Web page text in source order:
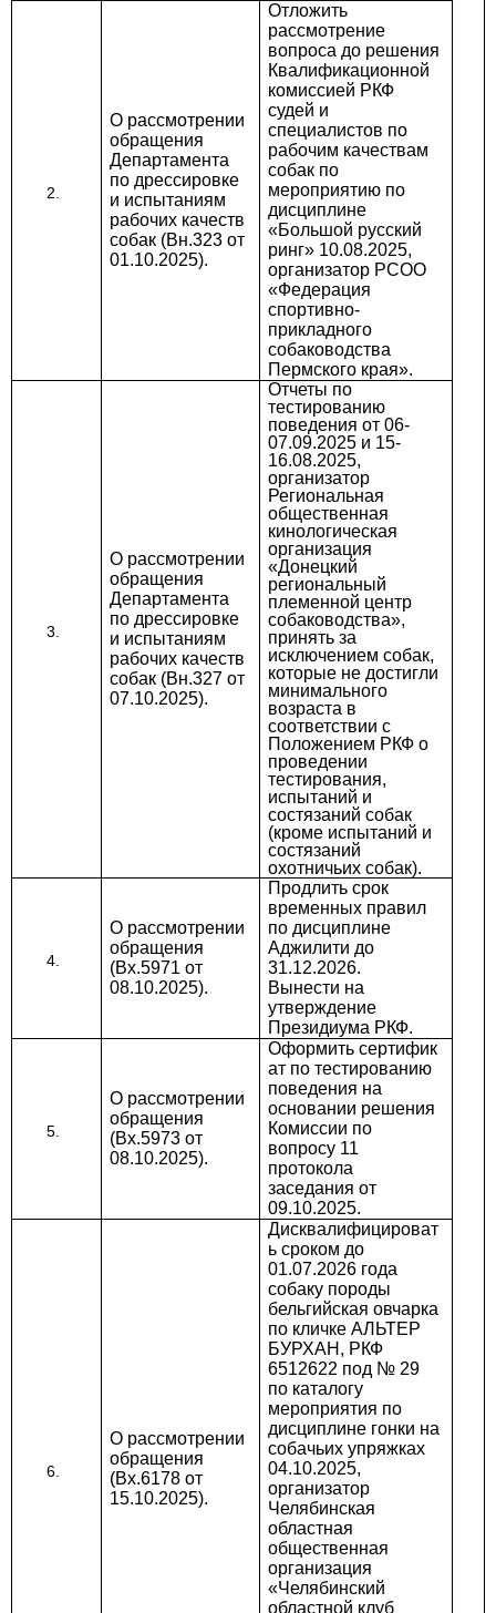
О рассмотрении
обращения
Департамента
по дрессировке
и испытаниям
рабочих качеств
собак (Вн.323 от
01.10.2025).
Отложить
рассмотрение
вопроса до решения
Квалификационной
комиссией РКФ
судей и
специалистов по
рабочим качествам
собак по
мероприятию по
дисциплине
«Большой русский
ринг» 10.08.2025,
организатор РСОО
«Федерация
спортивно-
прикладного
собаководства
Пермского края».
О рассмотрении
обращения
Департамента
по дрессировке
и испытаниям
рабочих качеств
собак (Вн.327 от
07.10.2025).
Отчеты по
тестированию
поведения от 06-
07.09.2025 и 15-
16.08.2025,
организатор
Региональная
общественная
кинологическая
организация
«Донецкий
региональный
племенной центр
собаководства»,
принять за
исключением собак,
которые не достигли
минимального
возраста в
соответствии с
Положением РКФ о
проведении
тестирования,
испытаний и
состязаний собак
(кроме испытаний и
состязаний
охотничьих собак).
О рассмотрении
обращения
(Вх.5971 от
08.10.2025).
Продлить срок
временных правил
по дисциплине
Аджилити до
31.12.2026.
Вынести на
утверждение
Президиума РКФ.
О рассмотрении
обращения
(Вх.5973 от
08.10.2025).
Оформить сертифик
ат по тестированию
поведения на
основании решения
Комиссии по
вопросу 11
протокола
заседания от
09.10.2025.
О рассмотрении
обращения
(Вх.6178 от
15.10.2025).
Дисквалифицироват
ь сроком до
01.07.2026 года
собаку породы
бельгийская овчарка
по кличке АЛЬТЕР
БУРХАН, РКФ
6512622 под № 29
по каталогу
мероприятия по
дисциплине гонки на
собачьих упряжках
04.10.2025,
организатор
Челябинская
областная
общественная
организация
«Челябинский
областной клуб